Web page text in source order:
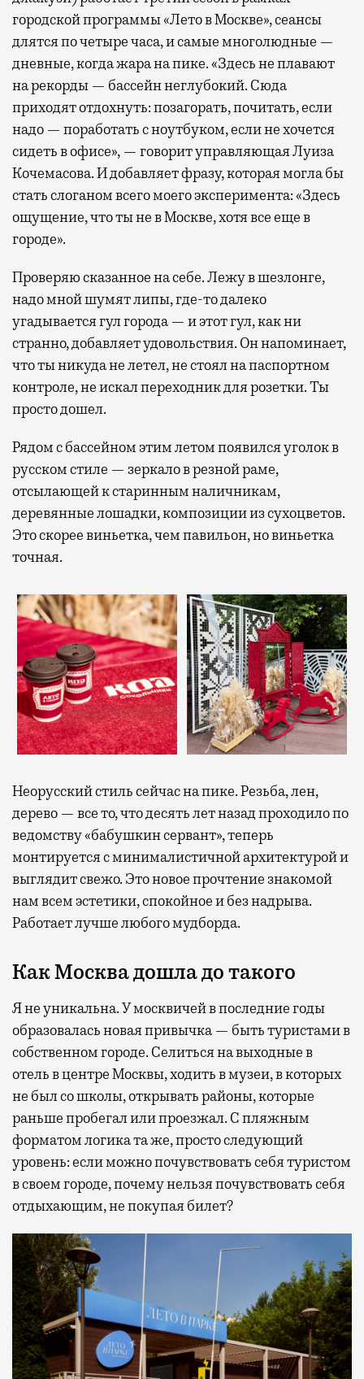
городской программы «Лето в Москве», сеансы
длятся по четыре часа, и самые многолюдные —
дневные, когда жара на пике. «Здесь не плавают
на рекорды — бассейн неглубокий. Сюда
приходят отдохнуть: позагорать, почитать, если
надо — поработать с ноутбуком, если не хочется
сидеть в офисе», — говорит управляющая Луиза
Кочемасова. И добавляет фразу, которая могла бы
стать слоганом всего моего эксперимента: «Здесь
ощущение, что ты не в Москве, хотя все еще в
городе».
Проверяю сказанное на себе. Лежу в шезлонге,
надо мной шумят липы, где-то далеко
угадывается гул города — и этот гул, как ни
странно, добавляет удовольствия. Он напоминает,
что ты никуда не летел, не стоял на паспортном
контроле, не искал переходник для розетки. Ты
просто дошел.
Рядом с бассейном этим летом появился уголок в
русском стиле — зеркало в резной раме,
отсылающей к старинным наличникам,
деревянные лошадки, композиции из сухоцветов.
Это скорее виньетка, чем павильон, но виньетка
точная.
Неорусский стиль сейчас на пике. Резьба, лен,
дерево — все то, что десять лет назад проходило по
ведомству «бабушкин сервант», теперь
монтируется с минималистичной архитектурой и
выглядит свежо. Это новое прочтение знакомой
нам всем эстетики, спокойное и без надрыва.
Работает лучше любого мудборда.
Как Москва дошла до такого
Я не уникальна. У москвичей в последние годы
образовалась новая привычка — быть туристами в
собственном городе. Селиться на выходные в
отель в центре Москвы, ходить в музеи, в которых
не был со школы, открывать районы, которые
раньше пробегал или проезжал. С пляжным
форматом логика та же, просто следующий
уровень: если можно почувствовать себя туристом
в своем городе, почему нельзя почувствовать себя
отдыхающим, не покупая билет?